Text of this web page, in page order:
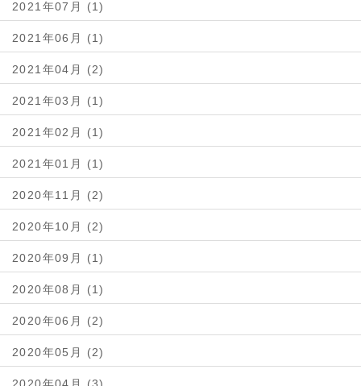
2021年07月 (1)
2021年06月 (1)
2021年04月 (2)
2021年03月 (1)
2021年02月 (1)
2021年01月 (1)
2020年11月 (2)
2020年10月 (2)
2020年09月 (1)
2020年08月 (1)
2020年06月 (2)
2020年05月 (2)